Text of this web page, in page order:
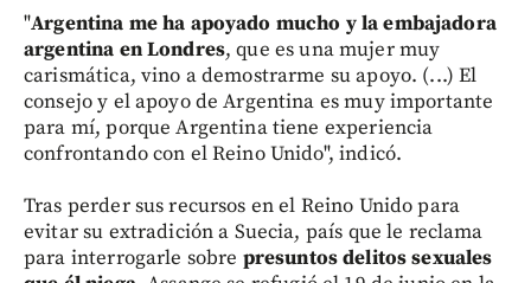
"Argentina me ha apoyado mucho y la embajadora
argentina en Londres, que es una mujer muy
carismática, vino a demostrarme su apoyo. (...) El
consejo y el apoyo de Argentina es muy importante
para mí, porque Argentina tiene experiencia
confrontando con el Reino Unido", indicó.
Tras perder sus recursos en el Reino Unido para
evitar su extradición a Suecia, país que le reclama
para interrogarle sobre presuntos delitos sexuales